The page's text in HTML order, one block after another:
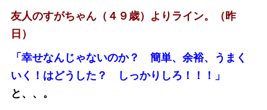
友人のすがちゃん（４９歳）よりライン。（昨
日）
「幸せなんじゃないのか？ 簡単、余裕、うまく
いく！はどうした？ しっかりしろ！！！」
と、、。